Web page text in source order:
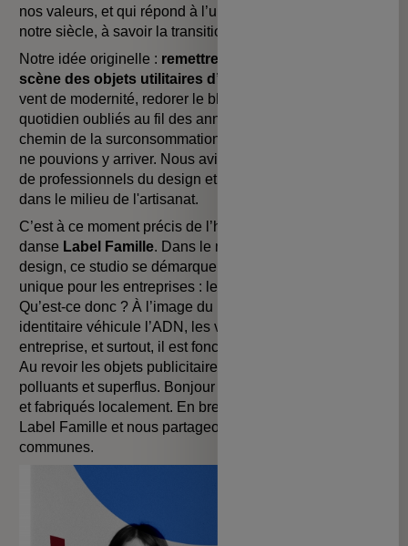
nos valeurs, et qui répond à l’un des grands enjeux de
notre siècle, à savoir la transition écologique.
Notre idée originelle : remettre sur le devant de la
scène des objets utilitaires d’antan
vent de modernité, redorer le blason de ces produits du
quotidien oubliés au fil des années et abandonnés sur le
chemin de la surconsommation. Néanmoins, seul, nous
ne pouvions y arriver. Nous avions besoin de l’expertise
de professionnels du design et de leurs connaissances
dans le milieu de l'artisanat.
C’est à ce moment précis de l’histoire qu’entre dans la
danse Label Famille. Dans le milieu très pointu du
design, ce studio se démarque par la création d’une offre
unique pour les entreprises : les objets identitaires.
Qu’est-ce donc ? À l’image du logo d’une marque, l’objet
identitaire véhicule l’ADN, les valeurs et l’identité d’une
entreprise, et surtout, il est fonctionnel et écoresponsable.
Au revoir les objets publicitaires traditionnels, souvent
polluants et superflus. Bonjour les objets durables, utiles
et fabriqués localement. En bref, vous l’aurez compris,
Label Famille et nous partageons des valeurs
communes.